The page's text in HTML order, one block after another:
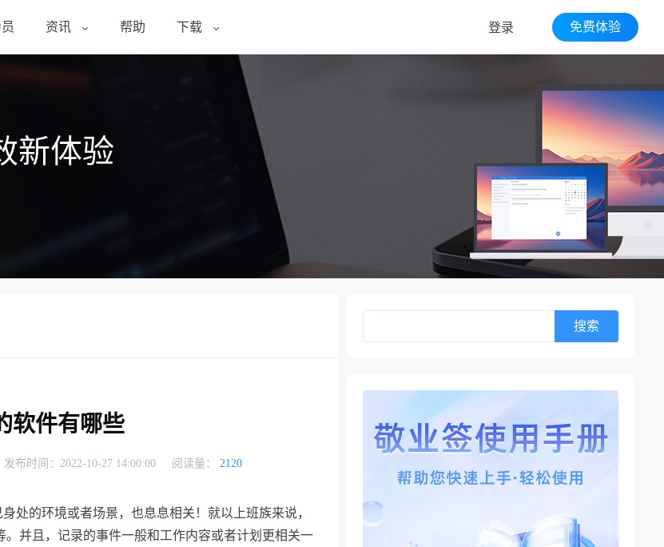
资讯 帮助 下载 免费体验
登录
新体验
软件有哪些
发布时间：2022-10-27 14:00:00 阅读量： 2120
处的环境或者场景，也息息相关！就以上班族来说，
并且，记录的事件一般和工作内容或者计划更相关一
搜索